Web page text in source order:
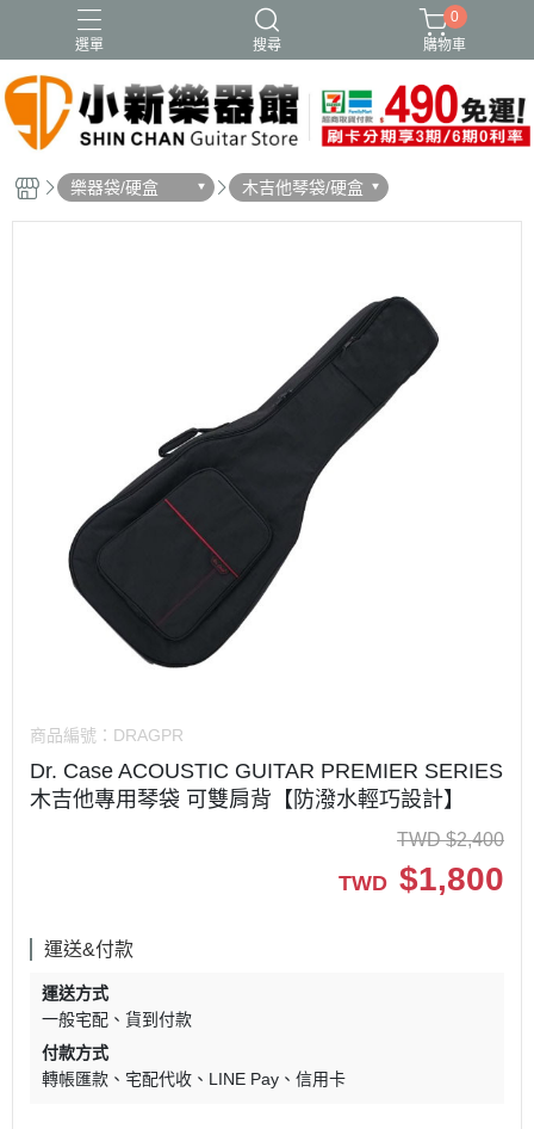
選單 搜尋
0
購物車
樂器袋/硬盒 木吉他琴袋/硬盒
商品編號： DRAGPR
Dr. Case ACOUSTIC GUITAR PREMIER SERIES
木吉他專用琴袋 可雙肩背【防潑水輕巧設計】
TWD $2,400
TWD $1,800
運送&付款
運送方式
一般宅配
貨到付款
付款方式
轉帳匯款
宅配代收 LINE Pay 信用卡